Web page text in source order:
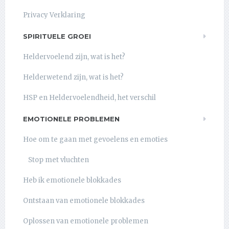
Privacy Verklaring
SPIRITUELE GROEI
Heldervoelend zijn, wat is het?
Helderwetend zijn, wat is het?
HSP en Heldervoelendheid, het verschil
EMOTIONELE PROBLEMEN
Hoe om te gaan met gevoelens en emoties
Stop met vluchten
Heb ik emotionele blokkades
Ontstaan van emotionele blokkades
Oplossen van emotionele problemen